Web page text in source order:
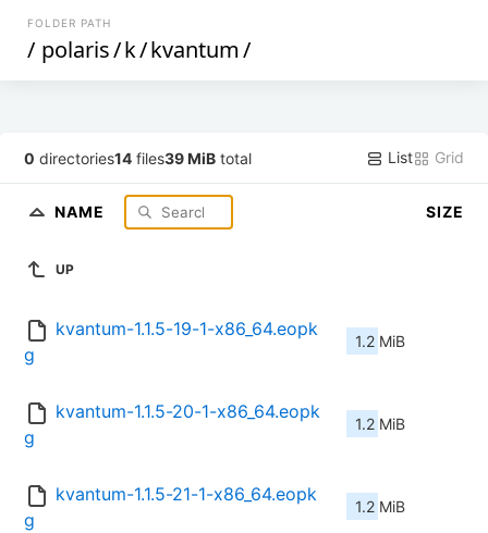
FOLDER PATH
/ polaris/k/kvantum/
0 directories14 files39 MiB total List Grid
NAME SIZE
UP
kvantum-1.1.5-19-1-x86_64.eopk
g
1.2 MiB
kvantum-1.1.5-20-1-x86_64.eopk
g
1.2 MiB
kvantum-1.1.5-21-1-x86_64.eopk
g
1.2 MiB